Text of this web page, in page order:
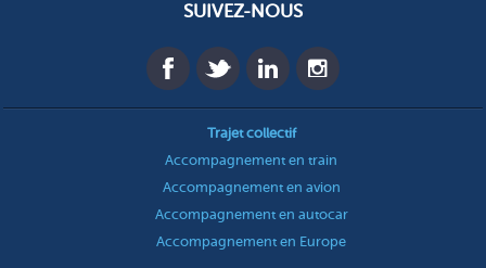
SUIVEZ-NOUS
Trajet collectif
Accompagnement en train
Accompagnement en avion
Accompagnement en autocar
Accompagnement en Europe